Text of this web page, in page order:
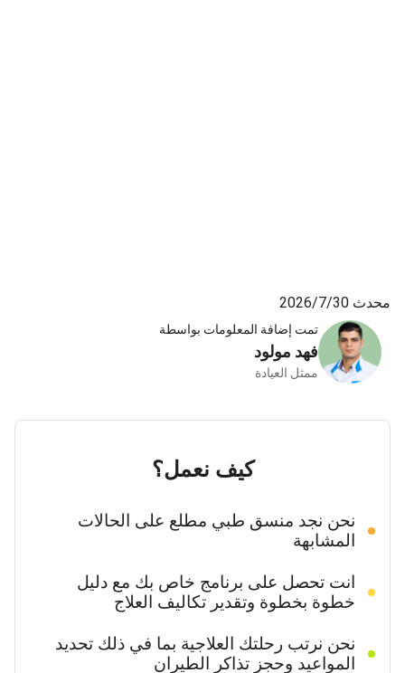
تمت إضافة المعلومات بواسطة
فهد مولود
ممثل العيادة
محدث 30‏/7‏/2026
كيف نعمل؟
نحن نجد منسق طبي مطلع على الحالات
المشابهة
انت تحصل على برنامج خاص بك مع دليل
خطوة بخطوة وتقدير تكاليف العلاج
نحن نرتب رحلتك العلاجية بما في ذلك تحديد
المواعيد وحجز تذاكر الطيران